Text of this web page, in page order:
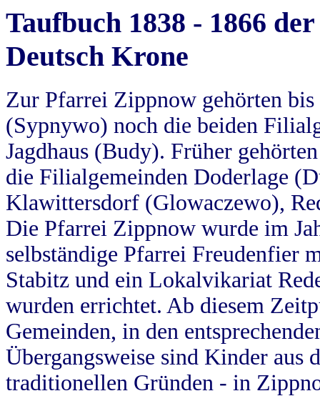
Taufbuch 1838 - 1866
Deutsch Krone
Zur Pfarrei Zippnow gehörten
(Sypnywo) noch die beiden
Jagdhaus (Budy). Früher
die Filialgemeinden Doderlage
Klawittersdorf (Glowaczewo),
Die Pfarrei Zippnow wurde im
selbständige Pfarrei Freudenfier
Stabitz und ein Lokalvikariat
wurden errichtet. Ab diesem
Gemeinden, in den
Übergangsweise sind Kinder aus
traditionellen Gründen - in